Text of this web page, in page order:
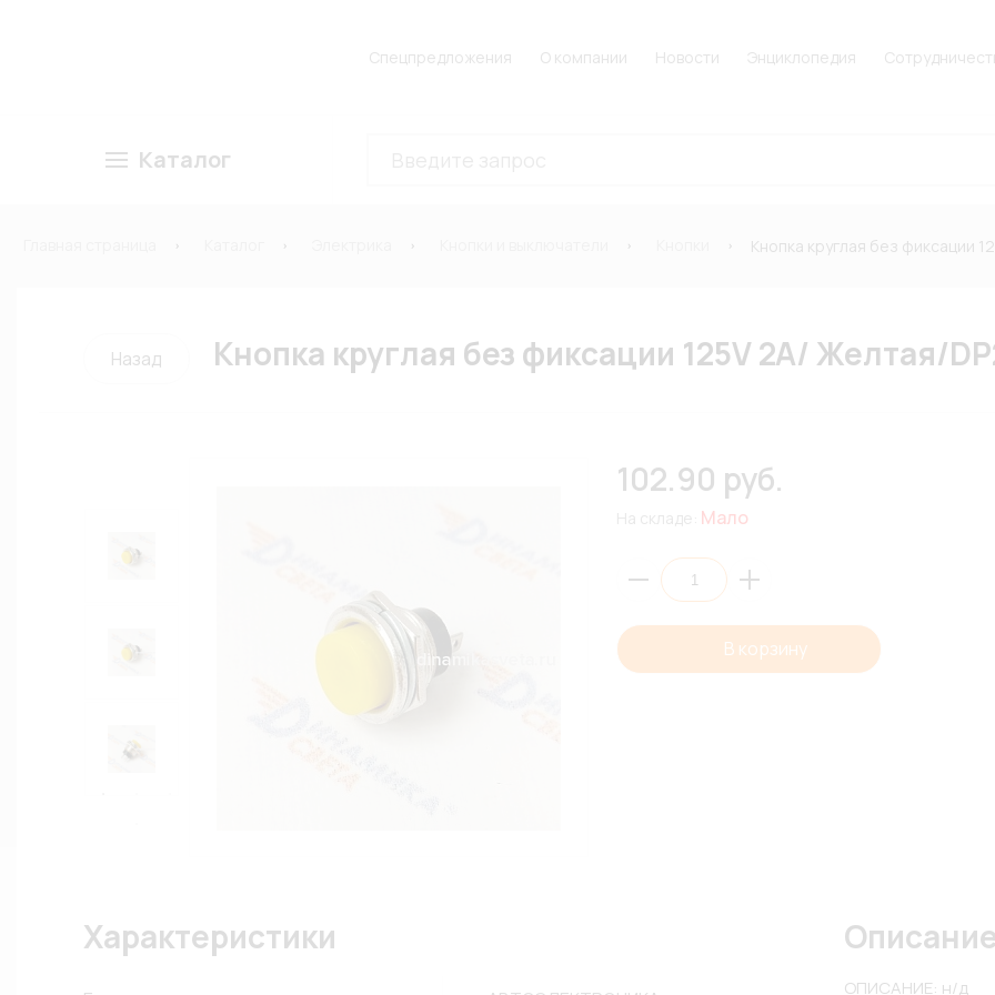
Спецпредложения О компании Новости Энциклопедия
Каталог
Кнопка круглая без фиксации
Назад Кнопка круглая без фиксации 125V 2A/ Желтая/
102.90 руб.
Мало
В корзину
Характеристики
ОПИСАНИЕ: н/д